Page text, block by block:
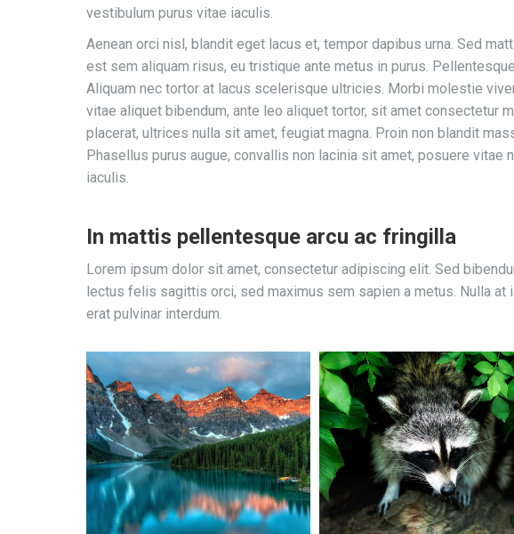
vestibulum purus vitae iaculis.
Aenean orci nisl, blandit eget lacus et, tempor dapibus urna. Sed
est sem aliquam risus, eu tristique ante metus in purus.
Aliquam nec tortor at lacus scelerisque ultricies. Morbi molestie
vitae aliquet bibendum, ante leo aliquet tortor, sit amet consectetur
placerat, ultrices nulla sit amet, feugiat magna. Proin non blandit
Phasellus purus augue, convallis non lacinia sit amet, posuere vitae
iaculis.
In mattis pellentesque arcu ac fringilla
Lorem ipsum dolor sit amet, consectetur adipiscing elit. Sed
lectus felis sagittis orci, sed maximus sem sapien a metus. Nulla at
erat pulvinar interdum.